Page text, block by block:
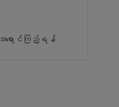
အရောင်ကြည့်ရန်